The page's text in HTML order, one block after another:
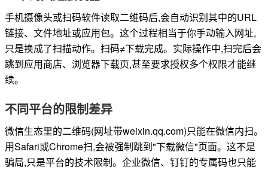
手机摄像头或扫码软件读取二维码后,会自动识别其中的URL
链接、文件地址或应用包。这个过程相当于你手动输入网址,
只是换成了扫描动作。扫码≠下载完成。实际操作中,扫完后会
跳到应用商店、浏览器下载页,甚至要求授权多个权限才能继
续。
不同平台的限制差异
微信生态里的二维码(网址带weixin.qq.com)只能在微信内扫。
用Safari或Chrome扫,会被强制跳到"下载微信"页面。这不是
骗局,只是平台的技术限制。企业微信、钉钉的专属码也只能